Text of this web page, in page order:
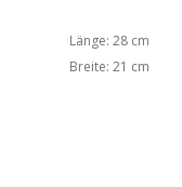
Länge: 28 cm
Breite: 21 cm